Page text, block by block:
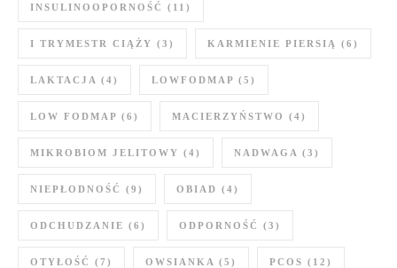
INSULINOOPORNOŚĆ (11)
I TRYMESTR CIĄŻY (3) KARMIENIE PIERSIĄ (6)
LAKTACJA (4) LOWFODMAP (5)
LOW FODMAP (6) MACIERZYŃSTWO (4)
MIKROBIOM JELITOWY (4) NADWAGA (3)
NIEPŁODNOŚĆ (9) OBIAD (4)
ODCHUDZANIE (6) ODPORNOŚĆ (3)
OTYŁOŚĆ (7) OWSIANKA (5) PCOS (12)